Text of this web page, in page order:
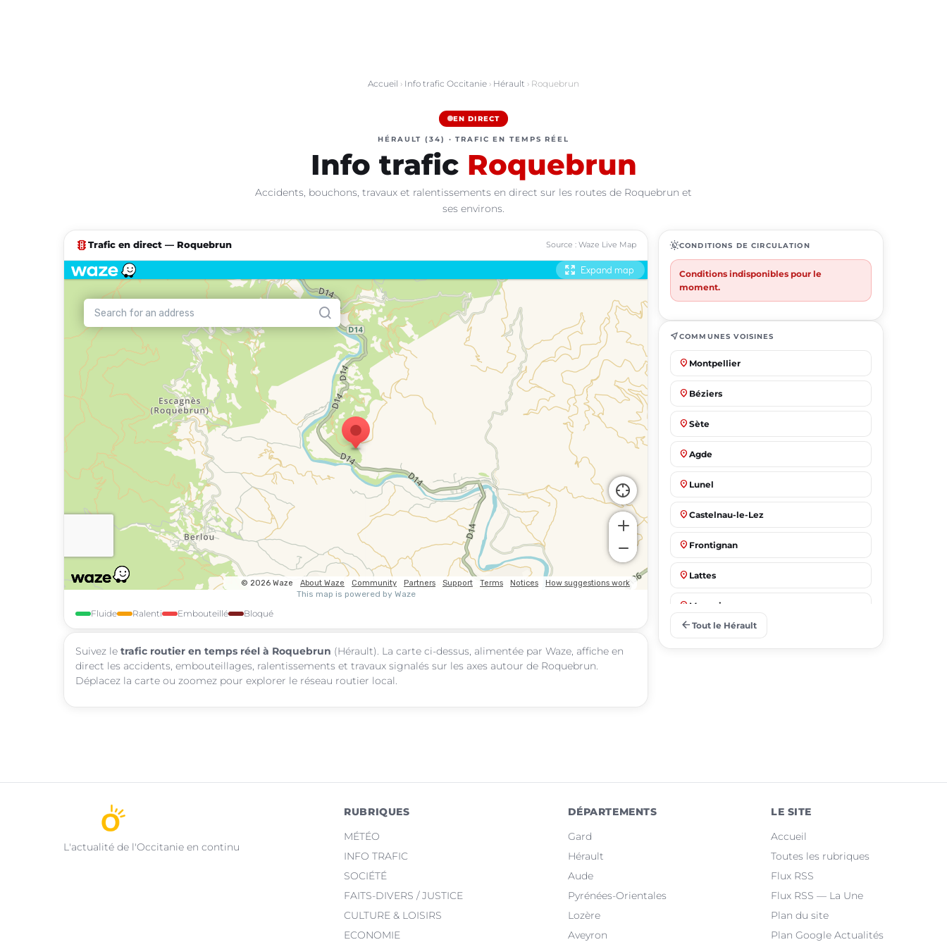
Accueil › Info trafic Occitanie › Hérault › Roquebrun
EN DIRECT
HÉRAULT (34) · TRAFIC EN TEMPS RÉEL
Info trafic Roquebrun
Accidents, bouchons, travaux et ralentissements en direct sur les routes de Roquebrun et
ses environs.
traffic Trafic en direct — Roquebrun Source : Waze Live Map
Fluide Ralenti Embouteillé Bloqué
Suivez le trafic routier en temps réel à Roquebrun (Hérault). La carte ci-dessus, alimentée par Waze, affiche en
direct les accidents, embouteillages, ralentissements et travaux signalés sur les axes autour de Roquebrun.
Déplacez la carte ou zoomez pour explorer le réseau routier local.
routineCONDITIONS DE CIRCULATION
Conditions indisponibles pour le
moment.
near_meCOMMUNES VOISINES
place Montpellier
place Béziers
place Sète
place Agde
place Lunel
place Castelnau-le-Lez
place Frontignan
place Lattes
place Mauguio
Clermont-l'Hérault
arrow_back Tout le Hérault
L'actualité de l'Occitanie en continu
RUBRIQUES
MÉTÉO
INFO TRAFIC
SOCIÉTÉ
FAITS-DIVERS / JUSTICE
CULTURE & LOISIRS
ECONOMIE
DÉPARTEMENTS
Gard
Hérault
Aude
Pyrénées-Orientales
Lozère
Aveyron
LE SITE
Accueil
Toutes les rubriques
Flux RSS
Flux RSS — La Une
Plan du site
Plan Google Actualités